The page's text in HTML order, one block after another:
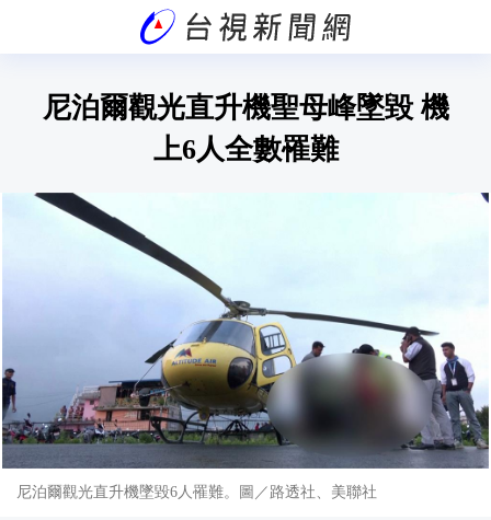
尼泊爾觀光直升機聖母峰墜毀 機
上6人全數罹難
尼泊爾觀光直升機墜毀6人罹難。圖／路透社、美聯社